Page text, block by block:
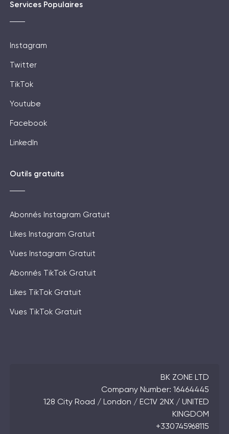
Services Populaires
Instagram
Twitter
TikTok
Youtube
Facebook
LinkedIn
Outils gratuits
Abonnés Instagram Gratuit
Likes Instagram Gratuit
Vues Instagram Gratuit
Abonnés TikTok Gratuit
Likes TikTok Gratuit
Vues TikTok Gratuit
BK ZONE LTD
Company Number: 16464445
128 City Road / London / EC1V 2NX / UNITED
KINGDOM
+330745968115